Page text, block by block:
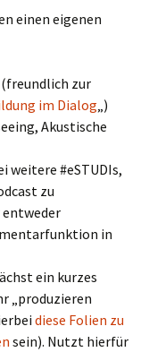
einen eigenen
(freundlich zur
im Dialog„)
Akustische
weitere #eSTUDIs,
zu
in
ein kurzes
„produzieren
diese Folien zu
sein). Nutzt hierfür